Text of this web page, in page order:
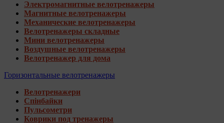
Электромагнитные велотренажеры
Магнитные велотренажеры
Механические велотренажеры
Велотренажеры складные
Мини велотренажеры
Воздушные велотренажеры
Велотренажер для дома
Горизонтальные велотренажеры
Велотренажери
Спінбайки
Пульсометри
Коврики под тренажеры